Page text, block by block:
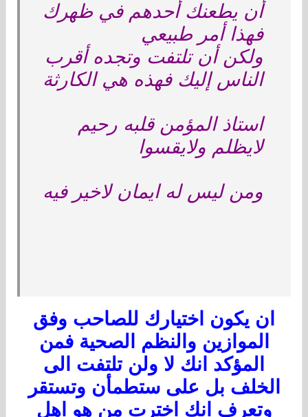
أن يطعنك أحدهم في ظهرك
فهذا أمر طبيعي
ولكن أن تلتفت وتجده أقرب
الناس إليك فهذه هي الكارثة
استاذ المؤمن قلبه رحيم
لايظلم ولايقسوا
ومن ليس له ايمان لاخير فيه
ان يكون اختيارك للصاحب وفق
الموازين والنظم الصحية فمن
المؤكد انك لا ولن تلتفت الى
الخلف بل على ستطمأن وتستقر
وتعرف انك اخترت من هو اهل